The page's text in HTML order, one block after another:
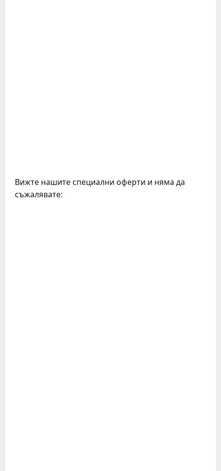
Вижте нашите специални оферти и няма да
съжалявате: